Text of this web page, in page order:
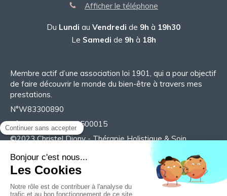
Afficher le téléphone
Du Lundi au Vendredi de 9h à 19h30
Le Samedi de 9h à 18h
Membre actif d’une association loi 1901, qui a pour objectif
de faire découvrir le monde du bien-être à travers mes
prestations.
N°W83300890
N°SIRET 98527718500015
©2023 Christel Diony - Thérapie Holistique & Soin
Plan du site